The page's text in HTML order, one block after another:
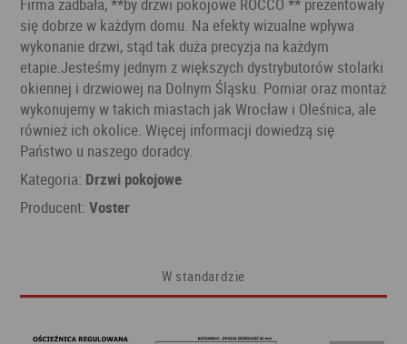
Firma zadbała, **by drzwi pokojowe ROCCO ** prezentowały
się dobrze w każdym domu. Na efekty wizualne wpływa
wykonanie drzwi, stąd tak duża precyzja na każdym
etapie.Jesteśmy jednym z większych dystrybutorów stolarki
okiennej i drzwiowej na Dolnym Śląsku. Pomiar oraz montaż
wykonujemy w takich miastach jak Wrocław i Oleśnica, ale
również ich okolice. Więcej informacji dowiedzą się
Państwo u naszego doradcy.
Kategoria: Drzwi pokojowe
Producent:Voster
W standardzie